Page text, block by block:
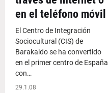
en el teléfono móvil
El Centro de Integración
Sociocultural (CIS) de
Barakaldo se ha convertido
en el primer centro de España
con…
29.1.08